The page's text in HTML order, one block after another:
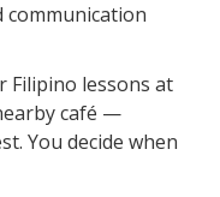
Filipino lessons at
café —
You decide when